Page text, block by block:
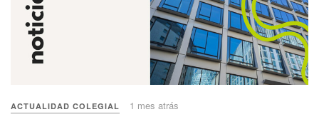
ACTUALIDAD COLEGIAL 1 mes atrás